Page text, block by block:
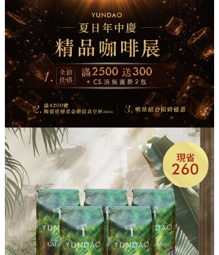
【「AFTEE先享後付」結帳流程】
１．於結帳方式選擇「AFTEE先享後付」後，將跳轉至「AFTEE先享後付」
結帳頁面，進行簡訊認證並確認金額後，即可完成結帳。
２．訂單成立數日內，您將收到繳費通知簡訊。
３．收到繳費通知簡訊後14天內，點擊此簡訊中的連結，可透過四大超商／
ATM／網路銀行／等多元方式進行付款，方視為交易完成。
※ 請注意：結帳手續完成當下不需立刻繳費，但若您需要取消訂單，請聯絡
購買商品的店家。未經商家同意取消之訂單仍視為有效，需透過AFTEE先享
後付繳納相關費用。
※ 交易是否成功請以「AFTEE先享後付 」之結帳頁面顯示為準，若有關於
是否繳費成功／繳費後需取消欲退款等相關疑問，請聯繫「AFTEE先享後付
客戶支援中心」
https://netprotections.freshdesk.com/support/home
【注意事項】
１．透過由恩沛科技股份有限公司提供之「AFTEE先享後付」服務完成之交
易，需依本服務之必要範圍內提供個人資料，並將交易相關給付款項請求債
權轉讓予恩沛科技股份有限公司。
２．關於個人資料處理事宜，請瀏覽以下網址：
https://aftee.tw/terms/#terms3
３．未成年的使用者請事先徵得法定代理人或監護人之同意方可使用
「AFTEE先享後付」，若未經同意申辦者引起之損失，本公司不負相關責
任。
４．使用「AFTEE先享後付」時，將依據個別帳號之用戶狀況，依本公司即
時審查核予不同之上限額度；若仍有額度不足之情形，本公司將視審查結果
請求用戶進行身份認證。
５．嚴禁一人註冊多個帳號或使用他人資訊註冊。若發現惡意使用之情形，
恩沛科技股份有限公司將有權停止該用戶之使用額度並採取法律行動。
全家取貨付款
每筆NT$60，滿NT$480(含以上)免運費
付款後全家取貨
每筆NT$60，滿NT$480(含以上)免運費
萊爾富取貨付款
每筆NT$60，滿NT$480(含以上)免運費
付款後萊爾富取貨
每筆NT$60，滿NT$480(含以上)免運費
7-11取貨付款
每筆NT$60，滿NT$480(含以上)免運費
付款後7-11取貨
每筆NT$60，滿NT$480(含以上)免運費
新竹物流-宅配
每筆NT$60，滿NT$480(含以上)免運費
宅配
每筆NT$120，滿NT$580(含以上)免運費